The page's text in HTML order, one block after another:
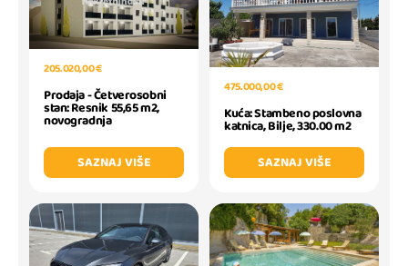
205.020,00 €
Prodaja - Četverosobni
stan: Resnik 55,65 m2,
novogradnja
SAZNAJ VIŠE
475.000,00 €
Kuća: Stambeno poslovna
katnica, Bilje, 330.00 m2
SAZNAJ VIŠE